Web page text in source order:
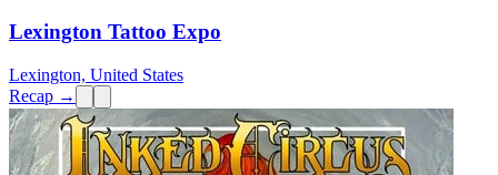
Lexington Tattoo Expo
Lexington, United States
Recap →